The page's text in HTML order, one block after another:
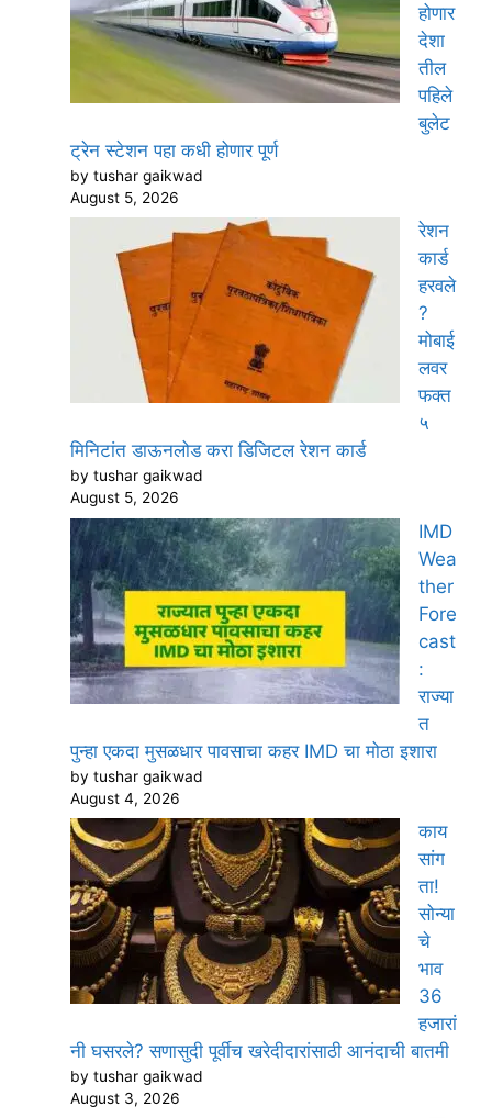
होणार
देशा
तील
पहिले
बुलेट
ट्रेन स्टेशन पहा कधी होणार पूर्ण
by tushar gaikwad
August 5, 2026
रेशन
कार्ड
हरवले
?
मोबाई
लवर
फक्त
५
मिनिटांत डाऊनलोड करा डिजिटल रेशन कार्ड
by tushar gaikwad
August 5, 2026
IMD
Wea
ther
Fore
cast
:
राज्या
त
पुन्हा एकदा मुसळधार पावसाचा कहर IMD चा मोठा इशारा
by tushar gaikwad
August 4, 2026
काय
सांग
ता!
सोन्या
चे
भाव
36
हजारां
नी घसरले? सणासुदी पूर्वीच खरेदीदारांसाठी आनंदाची बातमी
by tushar gaikwad
August 3, 2026